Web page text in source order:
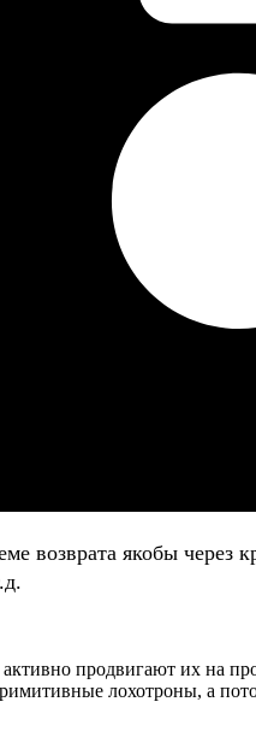
возврата якобы
продвигают их на
лохотроны, а